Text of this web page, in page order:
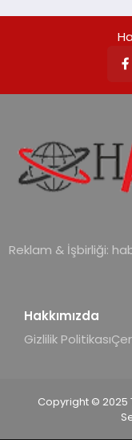
Reklam & İşbirliği:
Hakkımızda
Gizlilik Politikası
Copyright © 2025